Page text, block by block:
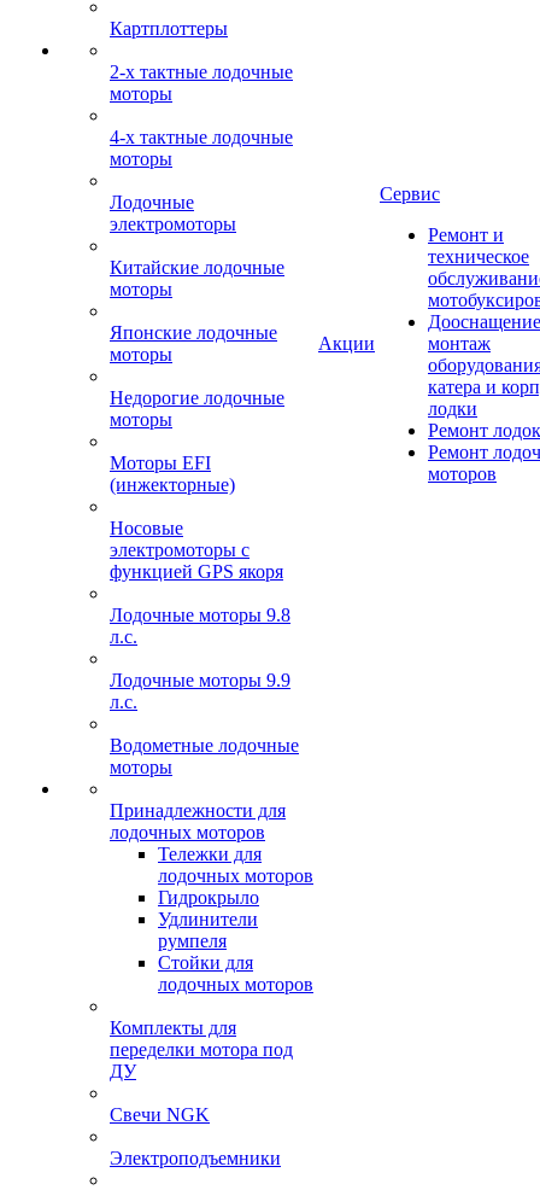
Картплоттеры
2-х тактные лодочные
моторы
4-х тактные лодочные
моторы
Лодочные
электромоторы
Китайские лодочные
моторы
Японские лодочные
моторы
Недорогие лодочные
моторы
Моторы EFI
(инжекторные)
Носовые
электромоторы с
функцией GPS якоря
Лодочные моторы 9.8
л.с.
Лодочные моторы 9.9
л.с.
Водометные лодочные
моторы
Принадлежности для
лодочных моторов
Тележки для
лодочных моторов
Гидрокрыло
Удлинители
румпеля
Стойки для
лодочных моторов
Комплекты для
переделки мотора под
ДУ
Свечи NGK
Электроподъемники
Акции
Сервис
Ремонт и
техническое
монтаж
катера и
лодки
Ремонт
Ремонт
моторов